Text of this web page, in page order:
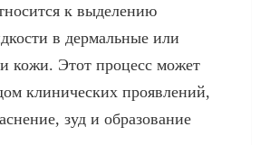
к выделению
в дермальные или
кожи. Этот процесс может
клинических проявлений,
зуд и образование